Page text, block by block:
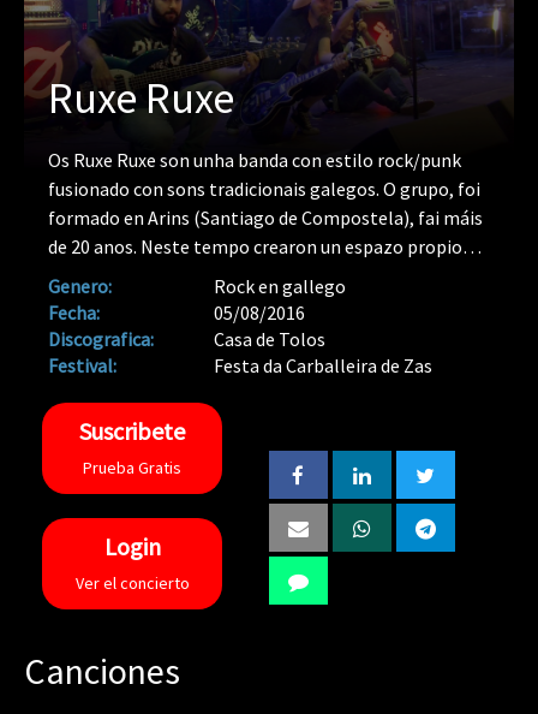
Ruxe Ruxe
Os Ruxe Ruxe son unha banda con estilo rock/punk
fusionado con sons tradicionais galegos. O grupo, foi
formado en Arins (Santiago de Compostela), fai máis
de 20 anos. Neste tempo crearon un espazo propio
dentro do panorama musical en Galicia, cunha
temática moi variada, sempre en ton costumista e de
carácter social. Despois de 11 discos, os Ruxe seguen
ca forza e inxenio que os caracterizan tanto na súas
Genero:
Rock en gallego
Fecha:
05/08/2016
Discografica:
Casa de Tolos
Festival:
Festa da Carballeira de Zas
Suscribete
Prueba Gratis
Login
Ver el concierto
Canciones